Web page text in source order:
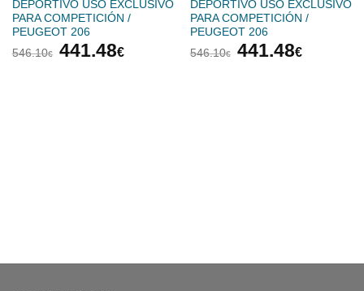
DEPORTIVO USO EXCLUSIVO
PARA COMPETICIÓN /
PEUGEOT 206
546.10€
El
441.48€El
DEPORTIVO USO EXCLUSIVO
PARA COMPETICIÓN /
PEUGEOT 206
546.10€
El
441.48€El